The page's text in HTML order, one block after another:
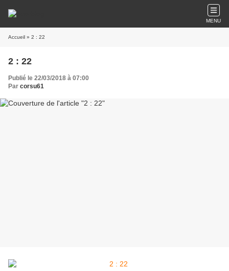
MENU
Accueil » 2 : 22
2 : 22
Publié le 22/03/2018 à 07:00
Par corsu61